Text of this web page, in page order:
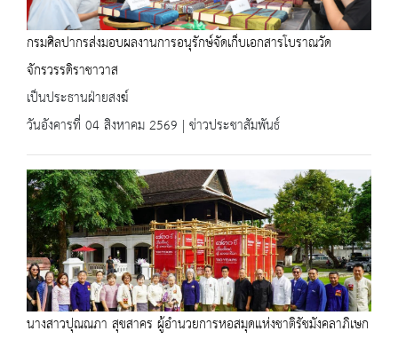
กรมศิลปากรส่งมอบผลงานการอนุรักษ์จัดเก็บเอกสารโบราณวัด
จักรวรรดิราชาวาส
เป็นประธานฝ่ายสงฆ์
วันอังคารที่ 04 สิงหาคม 2569 | ข่าวประชาสัมพันธ์
นางสาวปุณณภา สุขสาคร ผู้อำนวยการหอสมุดแห่งชาติรัชมังคลาภิเษก